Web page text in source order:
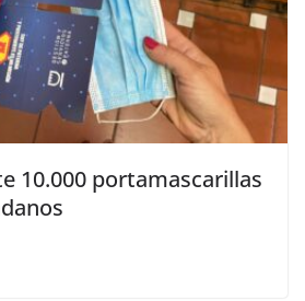
10.000 portamascarillas